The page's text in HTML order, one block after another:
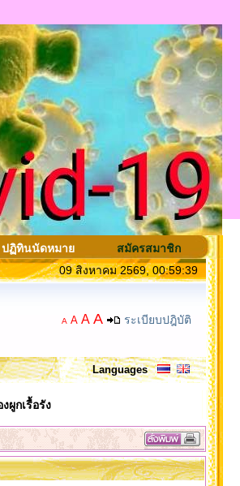
ปฏิทินนัดหมาย
สมัครสมาชิก
09 สิงหาคม 2569, 00:59:39
A A A A ระเบียบปฎิบัติ
Languages
ผูกเรื้อรัง